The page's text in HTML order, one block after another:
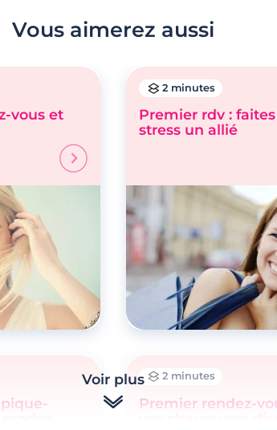
Vous aimerez aussi
vous et
2 minutes
Premier rdv :
stress un allié
2 minutes
Premier rendez-
Voir plus